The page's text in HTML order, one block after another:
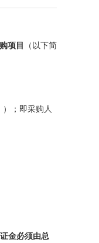
项目
（以下简
；即采购人
金必须由总